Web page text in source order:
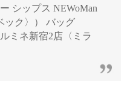
シップス NEWoMan
ック〉） バッグ
ミネ新宿2店〈ミラ